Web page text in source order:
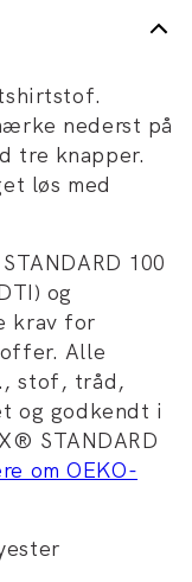
nederst på
tre knapper.
løs med
100
og
krav for
Alle
stof, tråd,
og godkendt i
STANDARD
om OEKO-